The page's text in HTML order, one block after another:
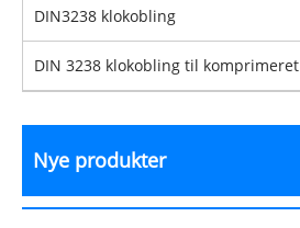
DIN3238 klokobling
DIN 3238 klokobling til komprimeret
Nye produkter